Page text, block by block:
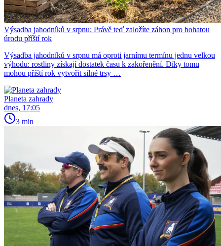
Výsadba jahodníků v srpnu: Právě teď založíte záhon pro bohatou
úrodu příští rok
Výsadba jahodníků v srpnu má oproti jarnímu termínu jednu velkou
výhodu: rostliny získají dostatek času k zakořenění. Díky tomu
mohou příští rok vytvořit silné trsy …
Planeta zahrady
dnes, 17:05
3 min